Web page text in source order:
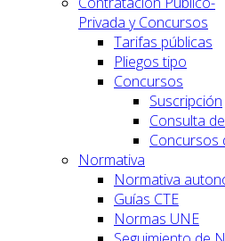
Privada y Concursos
Tarifas públicas
Pliegos tipo
Concursos
Suscripción
Consulta
Concursos
Normativa
Normativa
Guías CTE
Normas UNE